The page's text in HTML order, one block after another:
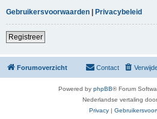
Gebruikersvoorwaarden | Privacybeleid
Registreer
Forumoverzicht Contact
Powered by phpBB® Forum
Nederlandse vertaling
Privacy |